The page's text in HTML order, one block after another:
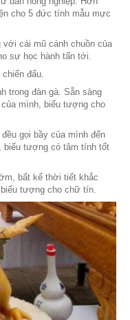
gắn liền với tín
với nghề trồng lúa
cầu mong một
của cư dân nông